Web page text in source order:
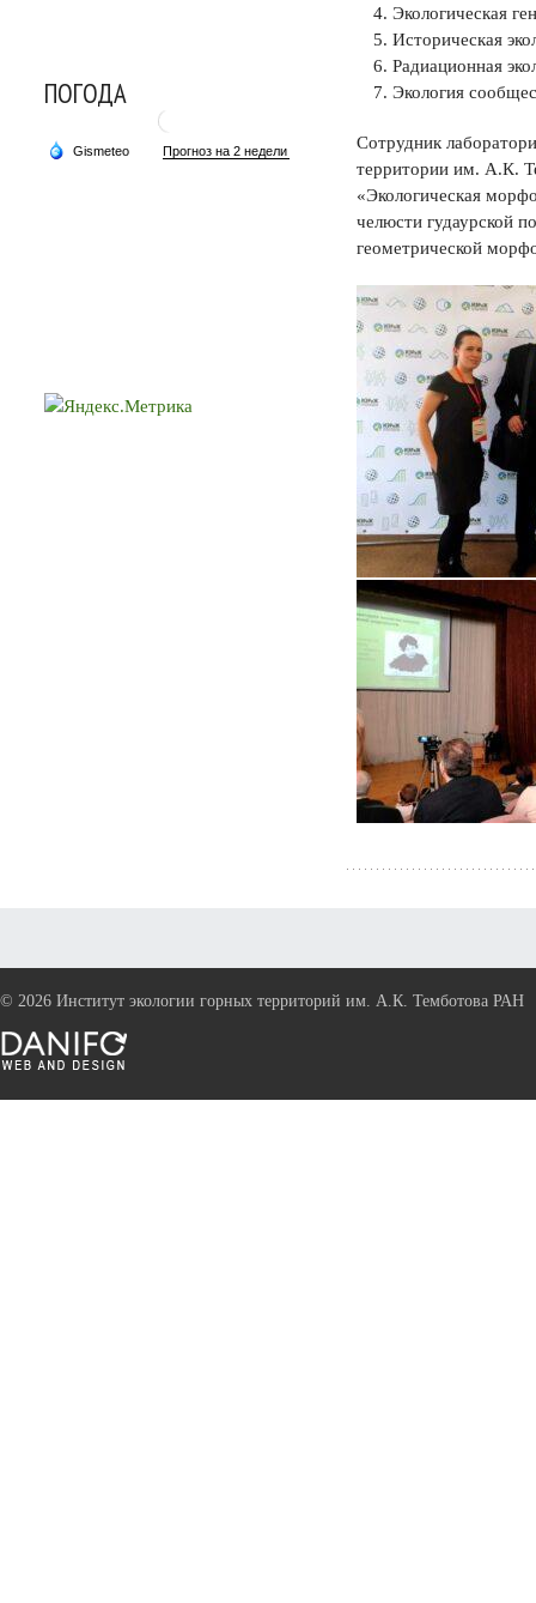
Экологическая
Историческая
Радиационная
Экология
Сотрудник
территории им. А.К.
«Экологическая
челюсти гудаурской
геометрической
ПОГОДА
© 2026 Институт экологии горных территорий им. А.К. Темботова РАН